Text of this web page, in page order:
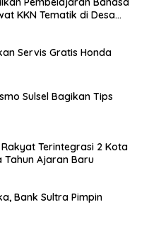
KKN Tematik di Desa
Servis Gratis Honda
Sulsel Bagikan Tips
Terintegrasi 2 Kota
Tahun Ajaran Baru
Bank Sultra Pimpin